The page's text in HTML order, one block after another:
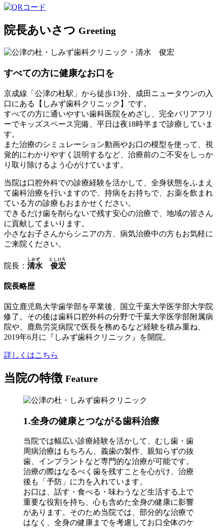
院長あいさつ Greeting
すべての方に健康なお口を
京成線「公津の杜駅」から徒歩13分、成田ニュータウンの入
口にある【しみず歯科クリニック】です。
すべての方に通いやすい歯科医院をめざし、完全バリアフリ
ーでキッズスペース完備、平日は夜18時半まで診療していま
す。
また治療のシミュレーション動画やお口の模型を使って、視
覚的にわかりやすく説明するなど、治療前のご不安をしっか
り取り除けるよう心がけています。
当院は口腔外科での診療経験を活かして、全身状態をふまえ
て歯科治療を行いますので、持病をお持ちで、お薬を飲まれ
ている方の診療もおまかせください。
できるだけ歯を削らないで残す安心の治療で、地域の皆さん
に貢献してまいります。
小さなお子さんからシニアの方、病気治療中の方もお気軽に
ご来院ください。
院長： 清水 俊宏
しみず としひろ
院長略歴
国立鹿児島大学歯学部を卒業後、国立千葉大学医学部大学院
修了。その後は歯科口腔外科の分野で千葉大学医学部附属病
院や、鹿島労災病院で医長を務めるなど経験を積み重ね、
2019年6月に『しみず歯科クリニック』を開院。
詳しくはこちら
当院の特徴 Feature
1.全身の健康とつながる歯科治療
当院では幅広い診療経験を活かして、むし歯・歯
周病治療はもちろん、義歯の製作、親知らずの抜
歯、インプラントなど専門的な治療が可能です。
治療の際はなるべく歯を残すことを心がけ、治療
後も「予防」に力を入れています。
お口は、話す・食べる・味わうなど生活する上で
重要な役割を持ち、心も含めた全身の健康に影響
があります。そのため当院では、部分的な治療で
はなく、全身の健康までを考慮してお口全体のケ